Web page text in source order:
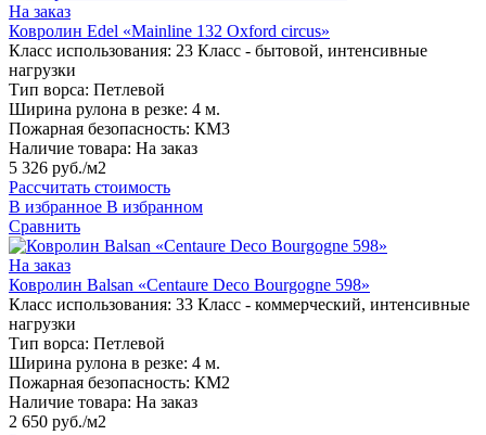
На заказ
Ковролин Edel «Mainline 132 Oxford circus»
Класс использования: 23 Класс - бытовой, интенсивные
нагрузки
Тип ворса: Петлевой
Ширина рулона в резке: 4 м.
Пожарная безопасность: КМ3
Наличие товара: На заказ
5 326 руб./м2
Рассчитать стоимость
В избранное В избранном
Сравнить
На заказ
Ковролин Balsan «Centaure Deco Bourgogne 598»
Класс использования: 33 Класс - коммерческий, интенсивные
нагрузки
Тип ворса: Петлевой
Ширина рулона в резке: 4 м.
Пожарная безопасность: КМ2
Наличие товара: На заказ
2 650 руб./м2